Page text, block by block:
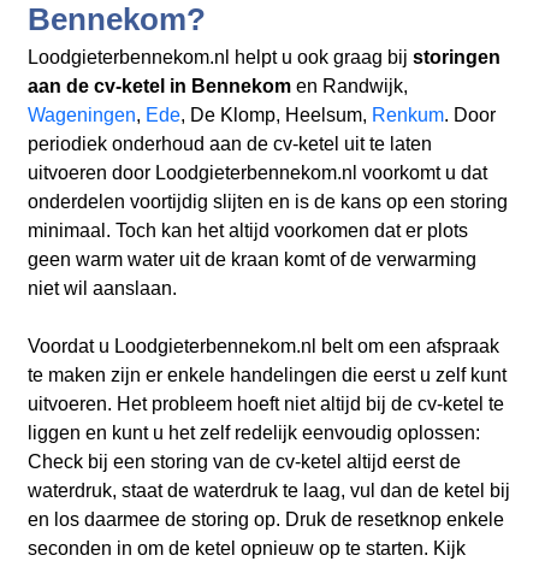
Bennekom?
Loodgieterbennekom.nl helpt u ook graag bij storingen
aan de cv-ketel in Bennekomen Randwijk,
Wageningen, Ede, De Klomp, Heelsum, Renkum. Door
periodiek onderhoud aan de cv-ketel uit te laten
uitvoeren door Loodgieterbennekom.nl voorkomt u dat
onderdelen voortijdig slijten en is de kans op een storing
minimaal. Toch kan het altijd voorkomen dat er plots
geen warm water uit de kraan komt of de verwarming
niet wil aanslaan.
Voordat u Loodgieterbennekom.nl belt om een afspraak
te maken zijn er enkele handelingen die eerst u zelf kunt
uitvoeren. Het probleem hoeft niet altijd bij de cv-ketel te
liggen en kunt u het zelf redelijk eenvoudig oplossen:
Check bij een storing van de cv-ketel altijd eerst de
waterdruk, staat de waterdruk te laag, vul dan de ketel bij
en los daarmee de storing op. Druk de resetknop enkele
seconden in om de ketel opnieuw op te starten. Kijk